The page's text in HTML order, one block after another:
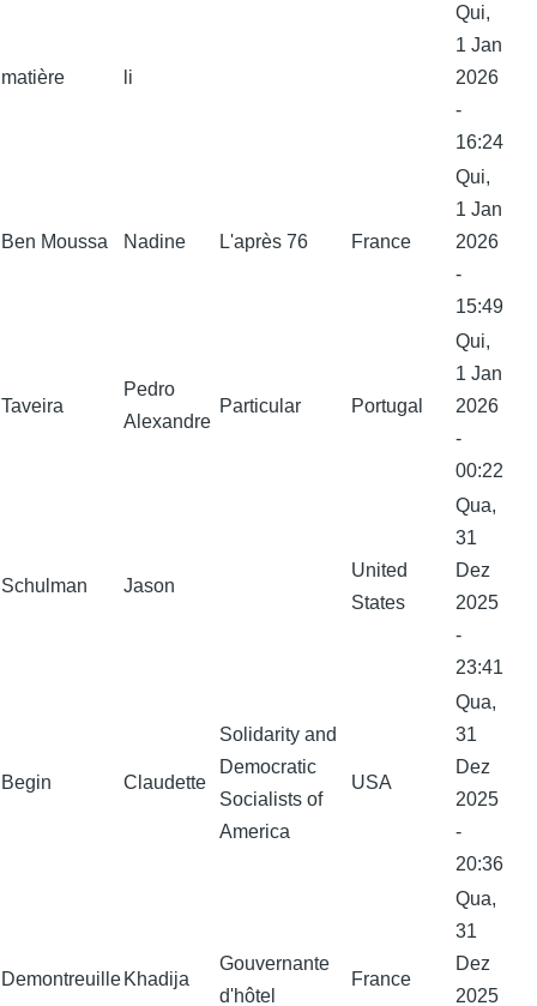
matière li
Qui,
1 Jan
2026
-
16:24
Ben Moussa Nadine L'après 76 France
Qui,
1 Jan
2026
-
15:49
Taveira
Pedro
Alexandre
Particular Portugal
Qui,
1 Jan
2026
-
00:22
Schulman Jason
United
States
Qua,
31
Dez
2025
-
23:41
Begin Claudette
Solidarity and
Democratic
Socialists of
America
USA
Qua,
31
Dez
2025
-
20:36
Demontreuille Khadija
Gouvernante
d'hôtel
France
Qua,
31
Dez
2025